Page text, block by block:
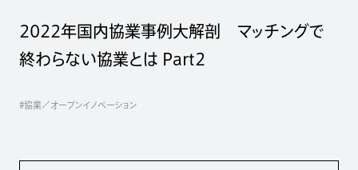
2022年国内協業事例大解剖 マッチングで
終わらない協業とは Part2
#協業／オープンイノベーション